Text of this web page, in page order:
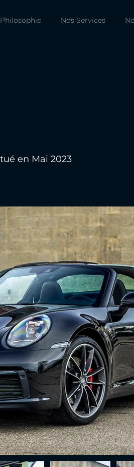
Philosophie Nos Services
en Mai 2023